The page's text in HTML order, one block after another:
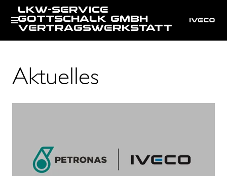
LKW-SERVICE
GOTTSCHALK GMBH
VERTRAGSWERKSTATT
Aktuelles